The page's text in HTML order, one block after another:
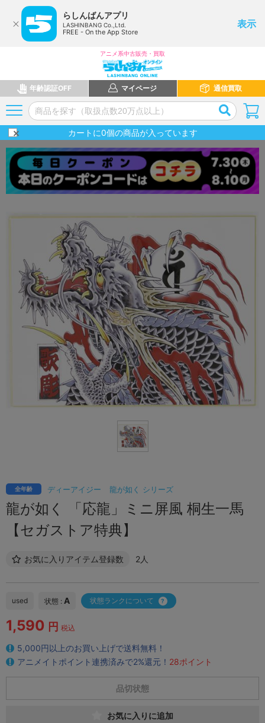
らしんばんアプリ
LASHINBANG Co.,Ltd.
FREE - On the App Store
表示
アニメ系中古販売・買取
年齢認証OFF マイページ 通信買取
カートに0個の商品が入っています
ディーアイジー 龍が如く シリーズ
全年齢
龍が如く 「応龍」ミニ屏風 桐生一馬
【セガストア特典】
お気に入りアイテム登録数 2人
used 状態 : A 状態ランクについて
1,590 円 税込
5,000円以上のお買い上げで送料無料！
アニメイトポイント連携済みで2%還元！ 28ポイント
品切状態
お気に入りに追加